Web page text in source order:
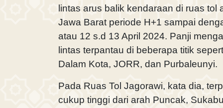
lintas arus balik kendaraan di ruas tol
Jawa Barat periode H+1 sampai
atau 12 s.d 13 April 2024. Panji
lintas terpantau di beberapa titik
Dalam Kota, JORR, dan Purbaleunyi.
Pada Ruas Tol Jagorawi, kata dia,
cukup tinggi dari arah Puncak,